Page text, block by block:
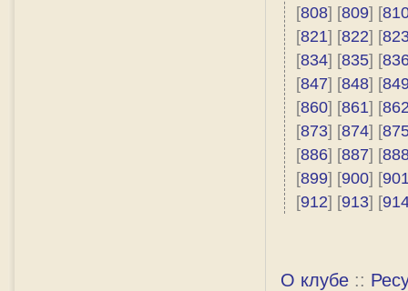
[808] [809] [
[821] [822] [
[834] [835] [
[847] [848] [
[860] [861] [
[873] [874] [
[886] [887] [
[899] [900] [
[912] [913] [
О клубе ::